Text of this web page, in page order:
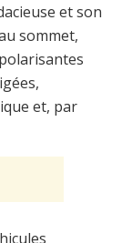
et son
sommet,
et, par